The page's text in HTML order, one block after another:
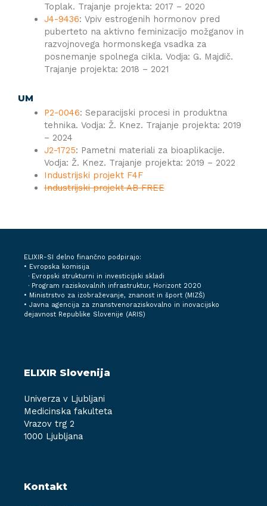
Toplak. Trajanje projekta: 2017 – 2020
J4-9436: Vpiv estrogenih hormonov pred
puberteto na aktivno feminizacijo možganov in
razvojnovega hormonskega vsadka za
posnemanje spolnega cikla. Vodja: G. Majdič.
Trajanje projekta: 2018 – 2021
UM
P2-0046: Separacijski procesi in produktna
tehnika. Vodja: Ž. Knez. Trajanje projekta: 2019
– 2024
J2-1725: Pametni materiali za bioaplikacije.
Vodja: Ž. Knez. Trajanje projekta: 2019 – 2022
Industrijski projekt F4F
Industrijski projekt AB FREE
ELIXIR-SI delno finančno podpirajo:
• Evropska komisija
· Evropski strukturni in investicijski skladi
· Program raziskovalnih infrastruktur, Horizont 2020
• Ministrstvo za izobraževanje, znanost in šport (MIZŠ)
• Javna agencija za znanstvenoraziskovalno in inovacijsko
dejavnost Republike Slovenije (ARIS)
ELIXIR Slovenija
Univerza v Ljubljani
Medicinska fakulteta
Vrazov trg 2
1000 Ljubljana
Kontakt